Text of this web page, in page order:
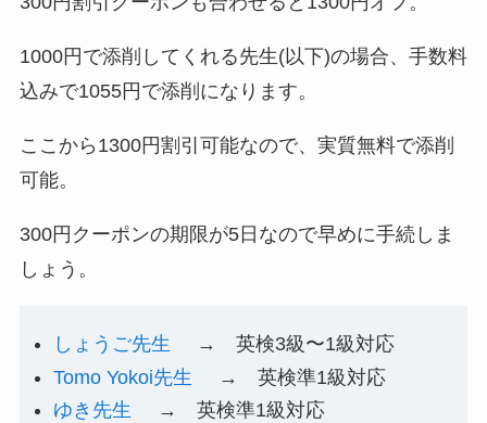
1000円で添削してくれる先生(以下)の場合、手数料
込みで1055円で添削になります。
ここから1300円割引可能なので、実質無料で添削
可能。
300円クーポンの期限が5日なので早めに手続しま
しょう。
しょうご先生
→ 英検3級〜1級対応
Tomo Yokoi先生
→ 英検準1級対応
ゆき先生
→ 英検準1級対応